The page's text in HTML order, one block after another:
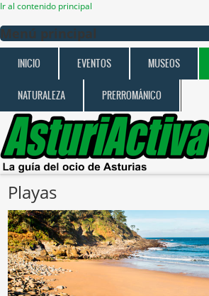
Ir al contenido principal
Menú principal
INICIO EVENTOS MUSEOS
NATURALEZA PRERROMÁNICO
Playas